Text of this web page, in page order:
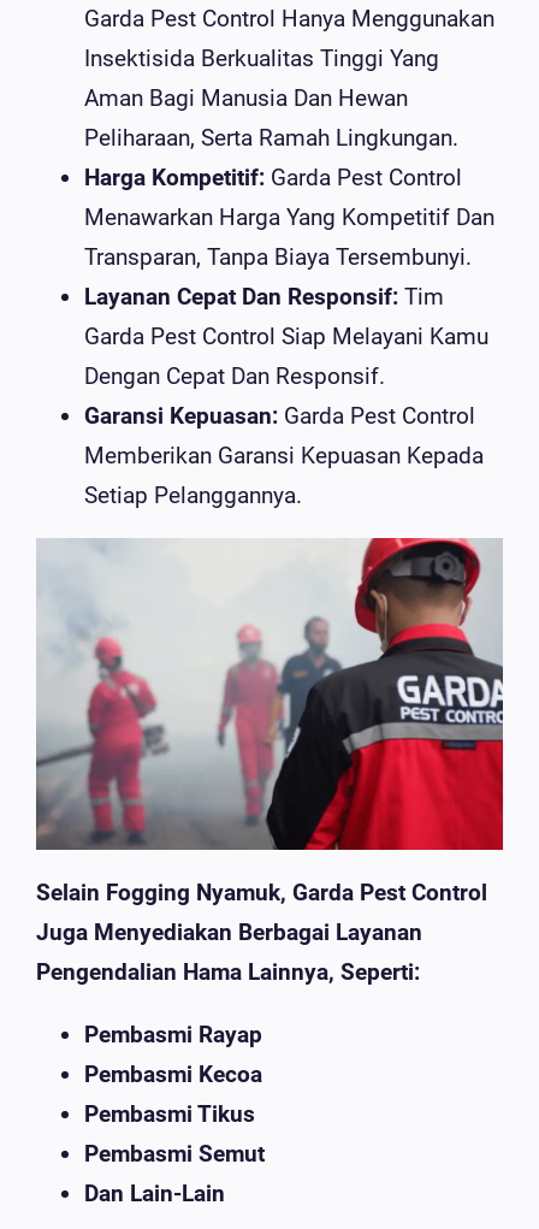
Garda Pest Control Hanya Menggunakan
Insektisida Berkualitas Tinggi Yang
Aman Bagi Manusia Dan Hewan
Peliharaan, Serta Ramah Lingkungan.
Harga Kompetitif: Garda Pest Control
Menawarkan Harga Yang Kompetitif Dan
Transparan, Tanpa Biaya Tersembunyi.
Layanan Cepat Dan Responsif: Tim
Garda Pest Control Siap Melayani Kamu
Dengan Cepat Dan Responsif.
Garansi Kepuasan: Garda Pest Control
Memberikan Garansi Kepuasan Kepada
Setiap Pelanggannya.
Selain Fogging Nyamuk, Garda Pest Control
Juga Menyediakan Berbagai Layanan
Pengendalian Hama Lainnya, Seperti:
Pembasmi Rayap
Pembasmi Kecoa
Pembasmi Tikus
Pembasmi Semut
Dan Lain-Lain